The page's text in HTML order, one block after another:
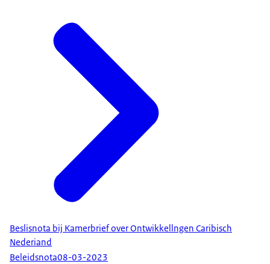
Beslisnota bij Kamerbrief over Ontwikkellngen Caribisch
Nederiand
Beleidsnota08-03-2023